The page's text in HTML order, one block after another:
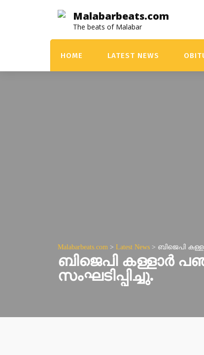
Malabarbeats.com
The beats of Malabar
HOME LATEST NEWS
Malabarbeats.com > Latest News > ബിജെപി
ബിജെപി കള്ളാർ
സംഘടിപ്പിച്ചു.